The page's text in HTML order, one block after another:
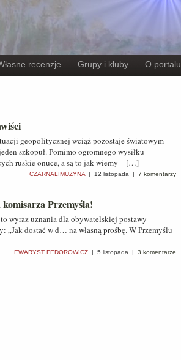
recenzje Grupy i kluby O portalu
geopolitycznej wciąż pozostaje światowym
szkopuł. Pomimo ogromnego wysiłku
ruskie onuce, a są to jak wiemy – […]
CZARNALIMUZYNA | 12 listopada | 7 komentarzy
Przemyśla!
wyraz uznania dla obywatelskiej postawy
„Jak dostać w d… na własną prośbę. W Przemyślu
EWARYST FEDOROWICZ | 5 listopada | 3 komentarze